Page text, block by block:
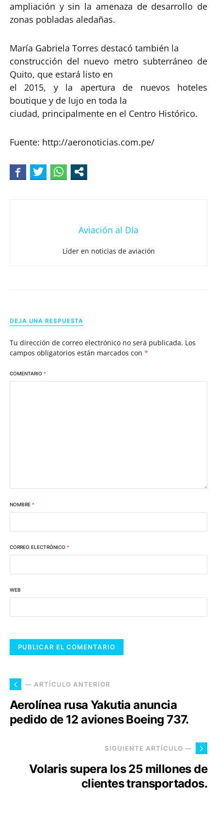
ampliación y sin la amenaza de desarrollo de
zonas pobladas aledañas.
María Gabriela Torres destacó también la
construcción del nuevo metro subterráneo de
Quito, que estará listo en
el 2015, y la apertura de nuevos hoteles
boutique y de lujo en toda la
ciudad, principalmente en el Centro Histórico.
Fuente: http://aeronoticias.com.pe/
Aviación al Día
Líder en noticias de aviación
DEJA UNA RESPUESTA
Tu dirección de correo electrónico no será publicada. Los
campos obligatorios están marcados con *
COMENTARIO *
NOMBRE *
CORREO ELECTRÓNICO *
WEB
— ARTÍCULO ANTERIOR
Aerolínea rusa Yakutia anuncia
pedido de 12 aviones Boeing 737.
SIGUIENTE ARTÍCULO —
Volaris supera los 25 millones de
clientes transportados.